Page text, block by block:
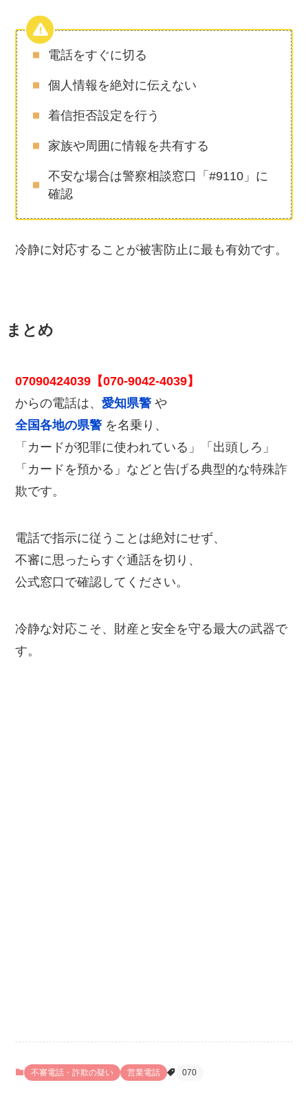
電話をすぐに切る
個人情報を絶対に伝えない
着信拒否設定を行う
家族や周囲に情報を共有する
不安な場合は警察相談窓口「#9110」に
確認
冷静に対応することが被害防止に最も有効です。
まとめ
07090424039【070-9042-4039】
からの電話は、愛知県警 や
全国各地の県警 を名乗り、
「カードが犯罪に使われている」「出頭しろ」
「カードを預かる」などと告げる典型的な特殊詐
欺です。
電話で指示に従うことは絶対にせず、
不審に思ったらすぐ通話を切り、
公式窓口で確認してください。
冷静な対応こそ、財産と安全を守る最大の武器で
す。
不審電話・詐欺の疑い 営業電話 070